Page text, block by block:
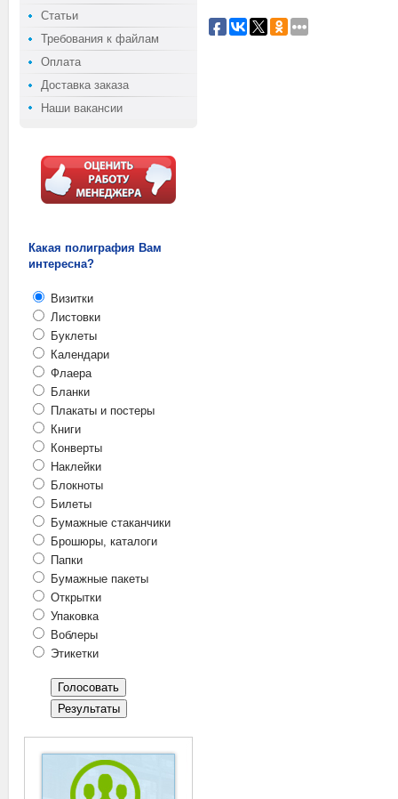
Статьи
Требования к файлам
Оплата
Доставка заказа
Наши вакансии
Какая полиграфия Вам
интересна?
Визитки
Листовки
Буклеты
Календари
Флаера
Бланки
Плакаты и постеры
Книги
Конверты
Наклейки
Блокноты
Билеты
Бумажные стаканчики
Брошюры, каталоги
Папки
Бумажные пакеты
Открытки
Упаковка
Воблеры
Этикетки